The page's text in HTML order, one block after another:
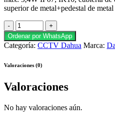
superior de metal+pedestal de metal
Ordenar por WhatsApp
Categoría: CCTV Dahua Marca:
Valoraciones (0)
Valoraciones
No hay valoraciones aún.